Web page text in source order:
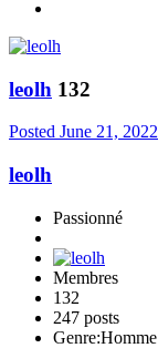
leolh 132
Posted June 21, 2022
leolh
Passionné
Membres
132
247 posts
Genre:Homme